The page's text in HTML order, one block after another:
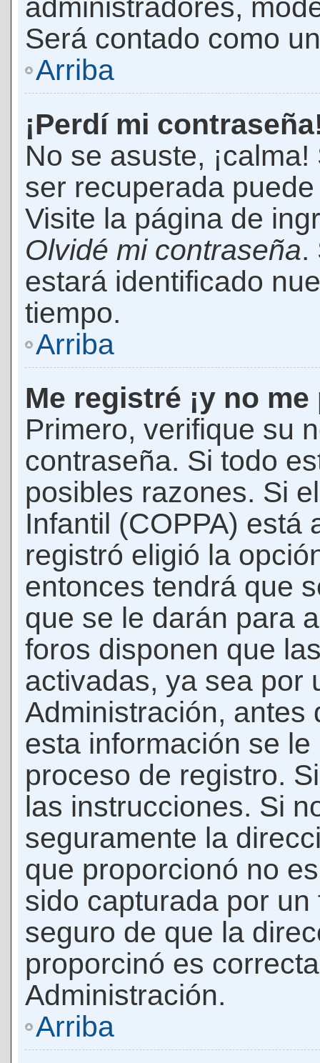
administradores,
Será contado como
Arriba
¡Perdí mi
No se asuste,
ser recuperada
Visite la página de
Olvidé mi contraseña.
estará identificado
tiempo.
Arriba
Me registré ¡y no
Primero, verifique su
contraseña. Si todo
posibles razones. Si
Infantil (COPPA) está
registró eligió la
entonces tendrá que
que se le darán para
foros disponen que
activadas, ya sea por
Administración, antes
esta información se
proceso de registro.
las instrucciones. Si
seguramente la
que proporcionó no
sido capturada por
seguro de que la
proporcinó es
Administración.
Arriba